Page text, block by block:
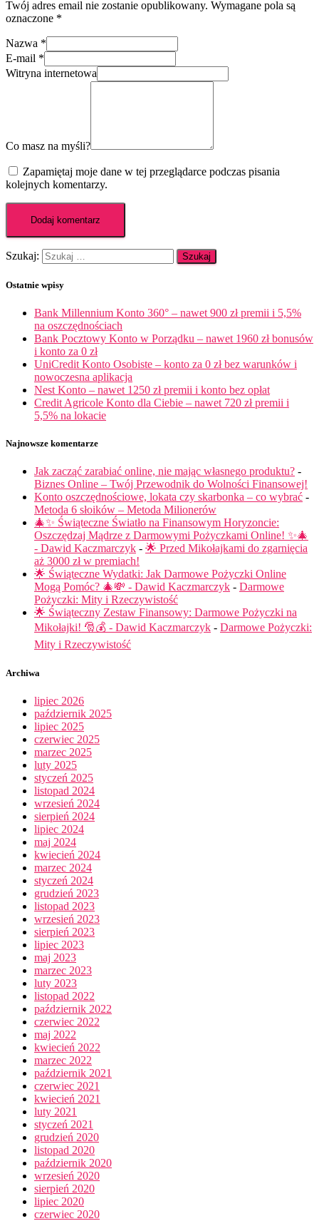
Twój adres email nie zostanie opublikowany. Wymagane pola są
oznaczone *
Nazwa *
E-mail *
Witryna internetowa
Co masz na myśli?
Zapamiętaj moje dane w tej przeglądarce podczas pisania
kolejnych komentarzy.
Szukaj:
Ostatnie wpisy
Bank Millennium Konto 360° – nawet 900 zł premii i 5,5%
na oszczędnościach
Bank Pocztowy Konto w Porządku – nawet 1960 zł bonusów
i konto za 0 zł
UniCredit Konto Osobiste – konto za 0 zł bez warunków i
nowoczesna aplikacja
Nest Konto – nawet 1250 zł premii i konto bez opłat
Credit Agricole Konto dla Ciebie – nawet 720 zł premii i
5,5% na lokacie
Najnowsze komentarze
Jak zacząć zarabiać online, nie mając własnego produktu? -
Biznes Online – Twój Przewodnik do Wolności Finansowej!
Konto oszczędnościowe, lokata czy skarbonka – co wybrać -
Metoda 6 słoików – Metoda Milionerów
🎄✨ Świąteczne Światło na Finansowym Horyzoncie:
Oszczędzaj Mądrze z Darmowymi Pożyczkami Online! ✨🎄
- Dawid Kaczmarczyk - 🌟 Przed Mikołajkami do zgarnięcia
aż 3000 zł w premiach!
🌟 Świąteczne Wydatki: Jak Darmowe Pożyczki Online
Mogą Pomóc? 🎄💸 - Dawid Kaczmarczyk - Darmowe
Pożyczki: Mity i Rzeczywistość
🌟 Świąteczny Zestaw Finansowy: Darmowe Pożyczki na
Mikołajki! 🎅💰 - Dawid Kaczmarczyk - Darmowe Pożyczki:
Mity i Rzeczywistość
Archiwa
lipiec 2026
październik 2025
lipiec 2025
czerwiec 2025
marzec 2025
luty 2025
styczeń 2025
listopad 2024
wrzesień 2024
sierpień 2024
lipiec 2024
maj 2024
kwiecień 2024
marzec 2024
styczeń 2024
grudzień 2023
listopad 2023
wrzesień 2023
sierpień 2023
lipiec 2023
maj 2023
marzec 2023
luty 2023
listopad 2022
październik 2022
czerwiec 2022
maj 2022
kwiecień 2022
marzec 2022
październik 2021
czerwiec 2021
kwiecień 2021
luty 2021
styczeń 2021
grudzień 2020
listopad 2020
październik 2020
wrzesień 2020
sierpień 2020
lipiec 2020
czerwiec 2020